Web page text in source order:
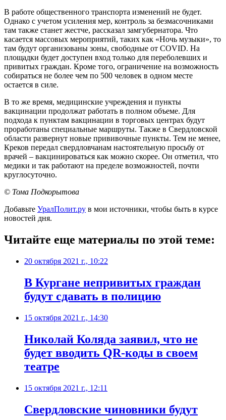
В работе общественного транспорта изменений не будет.
Однако с учетом усиления мер, контроль за безмасочниками
там также станет жестче, рассказал замгубернатора. Что
касается массовых мероприятий, таких как «Ночь музыки», то
там будут организованы зоны, свободные от COVID. На
площадки будет доступен вход только для переболевших и
привитых граждан. Кроме того, ограничение на возможность
собираться не более чем по 500 человек в одном месте
остается в силе.
В то же время, медицинские учреждения и пункты
вакцинации продолжат работать в полном объеме. Для
подхода к пунктам вакцинации в торговых центрах будут
проработаны специальные маршруты. Также в Свердловской
области развернут новые прививочные пункты. Тем не менее,
Креков передал свердловчанам настоятельную просьбу от
врачей – вакцинироваться как можно скорее. Он отметил, что
медики и так работают на пределе возможностей, почти
круглосуточно.
© Тома Подкорытова
Добавьте УралПолит.ру в мои источники, чтобы быть в курсе
новостей дня.
Читайте еще материалы по этой теме:
20 октября 2021 г., 10:22
В Кургане непривитых граждан
будут сдавать в полицию
15 октября 2021 г., 14:30
Николай Коляда заявил, что не
будет вводить QR-коды в своем
театре
15 октября 2021 г., 12:11
​Свердловские чиновники будут